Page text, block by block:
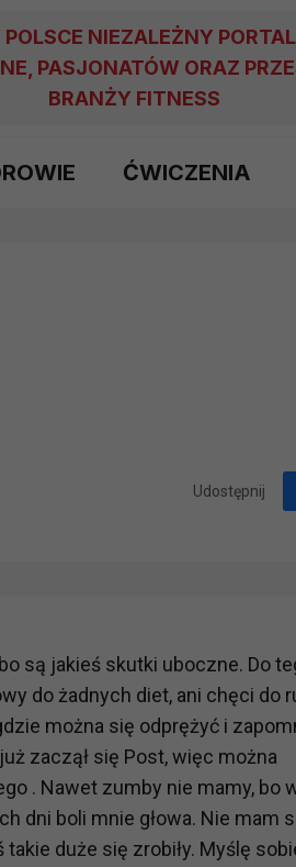
NIEZALEŻNY
PASJONATÓW ORAZ
BRANŻY FITNESS
ĆWICZENIA
Udostępnij
są jakieś skutki uboczne. Do
do żadnych diet, ani chęci do
można się odprężyć i
zaczął się Post, więc można
. Nawet zumby nie mamy, bo
dni boli mnie głowa. Nie mam
duże się zrobiły. Myślę